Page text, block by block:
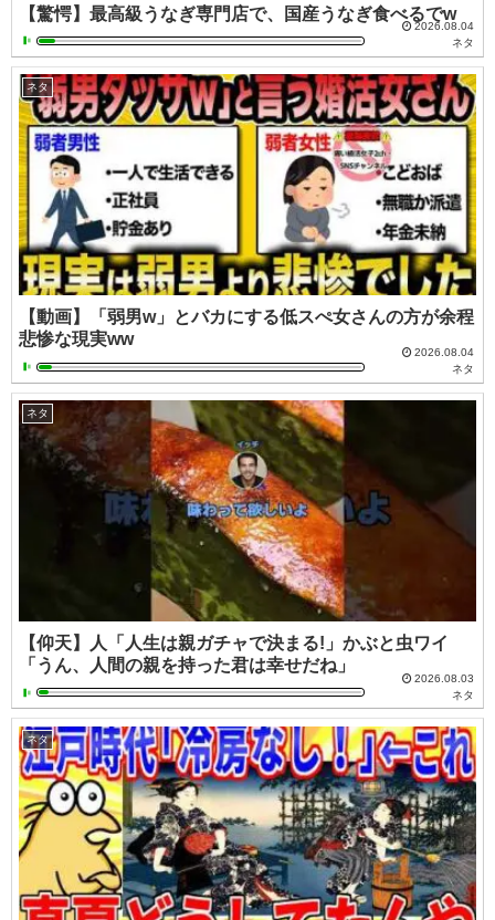
【驚愕】最高級うなぎ専門店で、国産うなぎ食べるでw
2026.08.04
ネタ
ネタ
【動画】「弱男w」とバカにする低スぺ女さんの方が余程
悲惨な現実ww
2026.08.04
ネタ
ネタ
【仰天】人「人生は親ガチャで決まる!」かぶと虫ワイ
「うん、人間の親を持った君は幸せだね」
2026.08.03
ネタ
ネタ